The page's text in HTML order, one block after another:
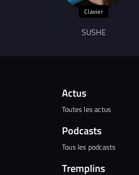
Clavier
SUSHE
Actus
Toutes les actus
Podcasts
Tous les podcasts
Tremplins